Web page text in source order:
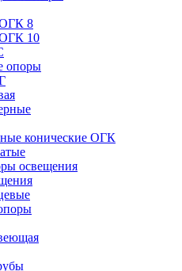
8
10
опоры
конические ОГК
освещения